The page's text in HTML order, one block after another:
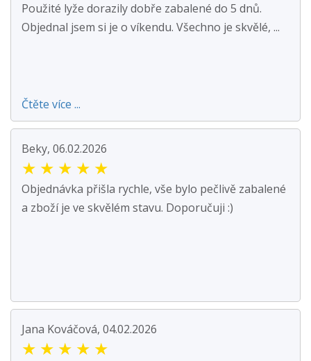
Použité lyže dorazily dobře zabalené do 5 dnů.
Objednal jsem si je o víkendu. Všechno je skvělé, ...
Čtěte více ...
Beky, 06.02.2026
★ ★ ★ ★ ★
Objednávka přišla rychle, vše bylo pečlivě zabalené
a zboží je ve skvělém stavu. Doporučuji :)
Jana Kováčová, 04.02.2026
★ ★ ★ ★ ★